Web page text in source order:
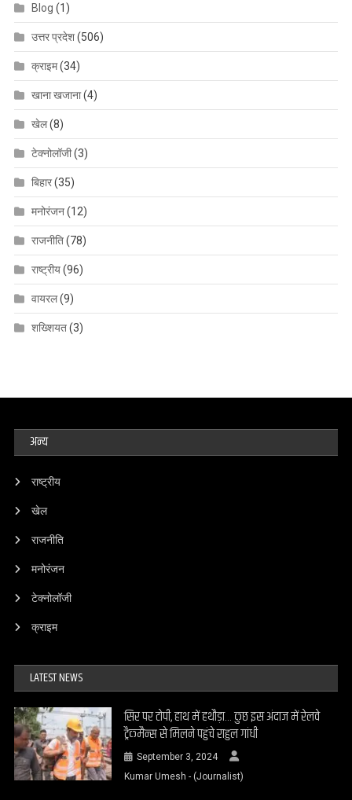
Blog (1)
उत्तर प्रदेश(506)
क्राइम(34)
खाना खजाना(4)
खेल(8)
टेक्नोलॉजी(3)
बिहार(35)
मनोरंजन(12)
राजनीति(78)
राष्ट्रीय(96)
वायरल(9)
शख्शियत(3)
अन्य
राष्ट्रीय
खेल
राजनीति
मनोरंजन
टेक्नोलॉजी
क्राइम
LATEST NEWS
सिर पर टोपी, हाथ में हथौड़ा… कुछ इस अंदाज में रेलवे
ट्रैकमैन्स से मिलने पहुंचे राहुल गांधी
September 3, 2024
Kumar Umesh - (Journalist)